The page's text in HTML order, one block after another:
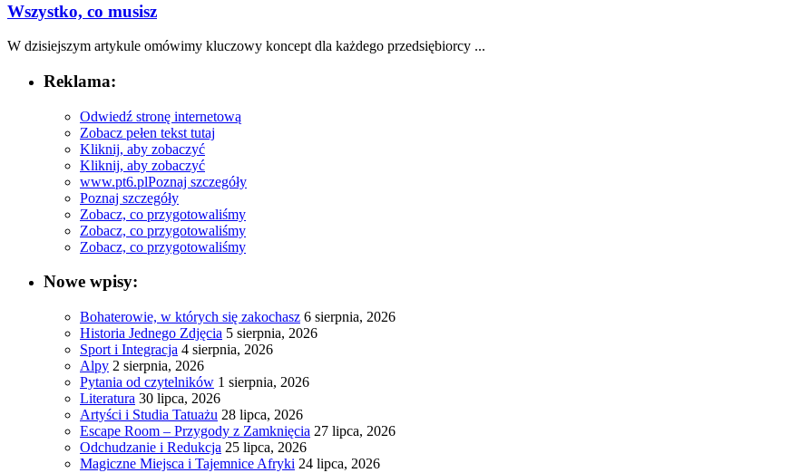
Wszystko, co musisz
W dzisiejszym⁢ artykule omówimy kluczowy koncept dla każdego przedsiębiorcy ...
Reklama:
Odwiedź stronę internetową
Zobacz pełen tekst tutaj
Kliknij, aby zobaczyć
Kliknij, aby zobaczyć
www.pt6.plPoznaj szczegóły
Poznaj szczegóły
Zobacz, co przygotowaliśmy
Zobacz, co przygotowaliśmy
Zobacz, co przygotowaliśmy
Nowe wpisy:
Bohaterowie, w których się zakochasz 6 sierpnia, 2026
Historia Jednego Zdjęcia 5 sierpnia, 2026
Sport i Integracja 4 sierpnia, 2026
Alpy 2 sierpnia, 2026
Pytania od czytelników 1 sierpnia, 2026
Literatura 30 lipca, 2026
Artyści i Studia Tatuażu 28 lipca, 2026
Escape Room – Przygody z Zamknięcia 27 lipca, 2026
Odchudzanie i Redukcja 25 lipca, 2026
Magiczne Miejsca i Tajemnice Afryki 24 lipca, 2026